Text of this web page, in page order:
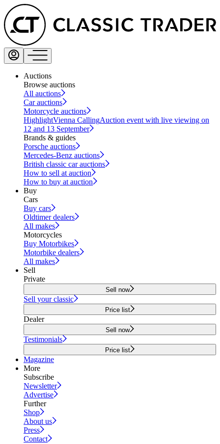
Auctions
Browse auctions
All auctions
Car auctions
Motorcycle auctions
HighlightVienna CallingAuction event with live viewing on
12 and 13 September
Brands & guides
Porsche auctions
Mercedes-Benz auctions
British classic car auctions
How to sell at auction
How to buy at auction
Buy
Cars
Buy cars
Oldtimer dealers
All makes
Motorcycles
Buy Motorbikes
Motorbike dealers
All makes
Sell
Private
Sell now
Sell your classic
Price list
Dealer
Sell now
Testimonials
Price list
Magazine
More
Subscribe
Newsletter
Advertise
Further
Shop
About us
Press
Contact